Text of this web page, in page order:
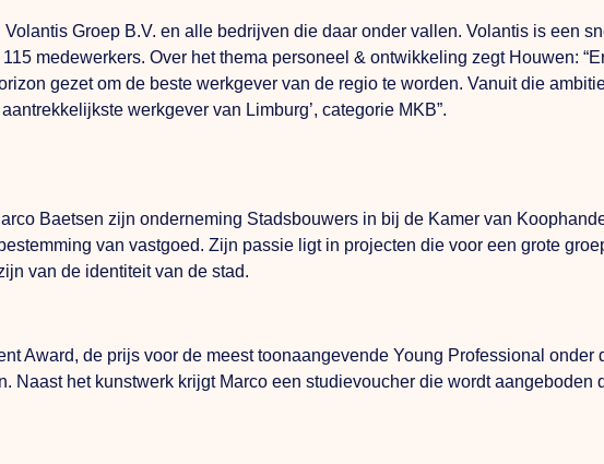
Groep B.V. en alle bedrijven die daar onder vallen. Volantis is een
medewerkers. Over het thema personeel & ontwikkeling zegt Houwen:
gezet om de beste werkgever van de regio te worden. Vanuit die
werkgever van Limburg’, categorie MKB”.
Baetsen zijn onderneming Stadsbouwers in bij de Kamer van
van vastgoed. Zijn passie ligt in projecten die voor een grote
van de identiteit van de stad.
Award, de prijs voor de meest toonaangevende Young Professional onder
Naast het kunstwerk krijgt Marco een studievoucher die wordt aangeboden